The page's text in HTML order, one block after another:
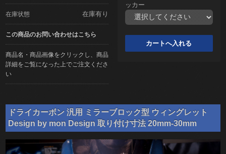
在庫状態 在庫有り
この商品のお問い合わせはこちら
商品名・商品画像をクリックし、商品
詳細をご覧になった上でご注文くださ
い
ッカー
ドライカーボン 汎用 ミラーブロック型 ウィングレット
Design by mon Design 取り付け寸法 20mm-30mm